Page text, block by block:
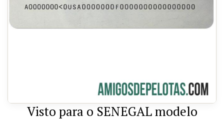
Visto para o SENEGAL modelo